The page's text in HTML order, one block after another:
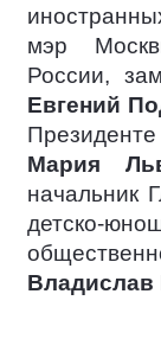
мэр
России,
Евгений
Мария
начальник
детско-
Владислав